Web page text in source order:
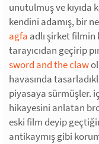
unutulmuş ve kıyıda
kendini adamış, bir
agfa adlı şirket filmin
tarayıcıdan geçirip
sword and the claw
havasında
piyasaya sürmüşler.
hikayesini anlatan
eski film deyip
antikaymış gibi